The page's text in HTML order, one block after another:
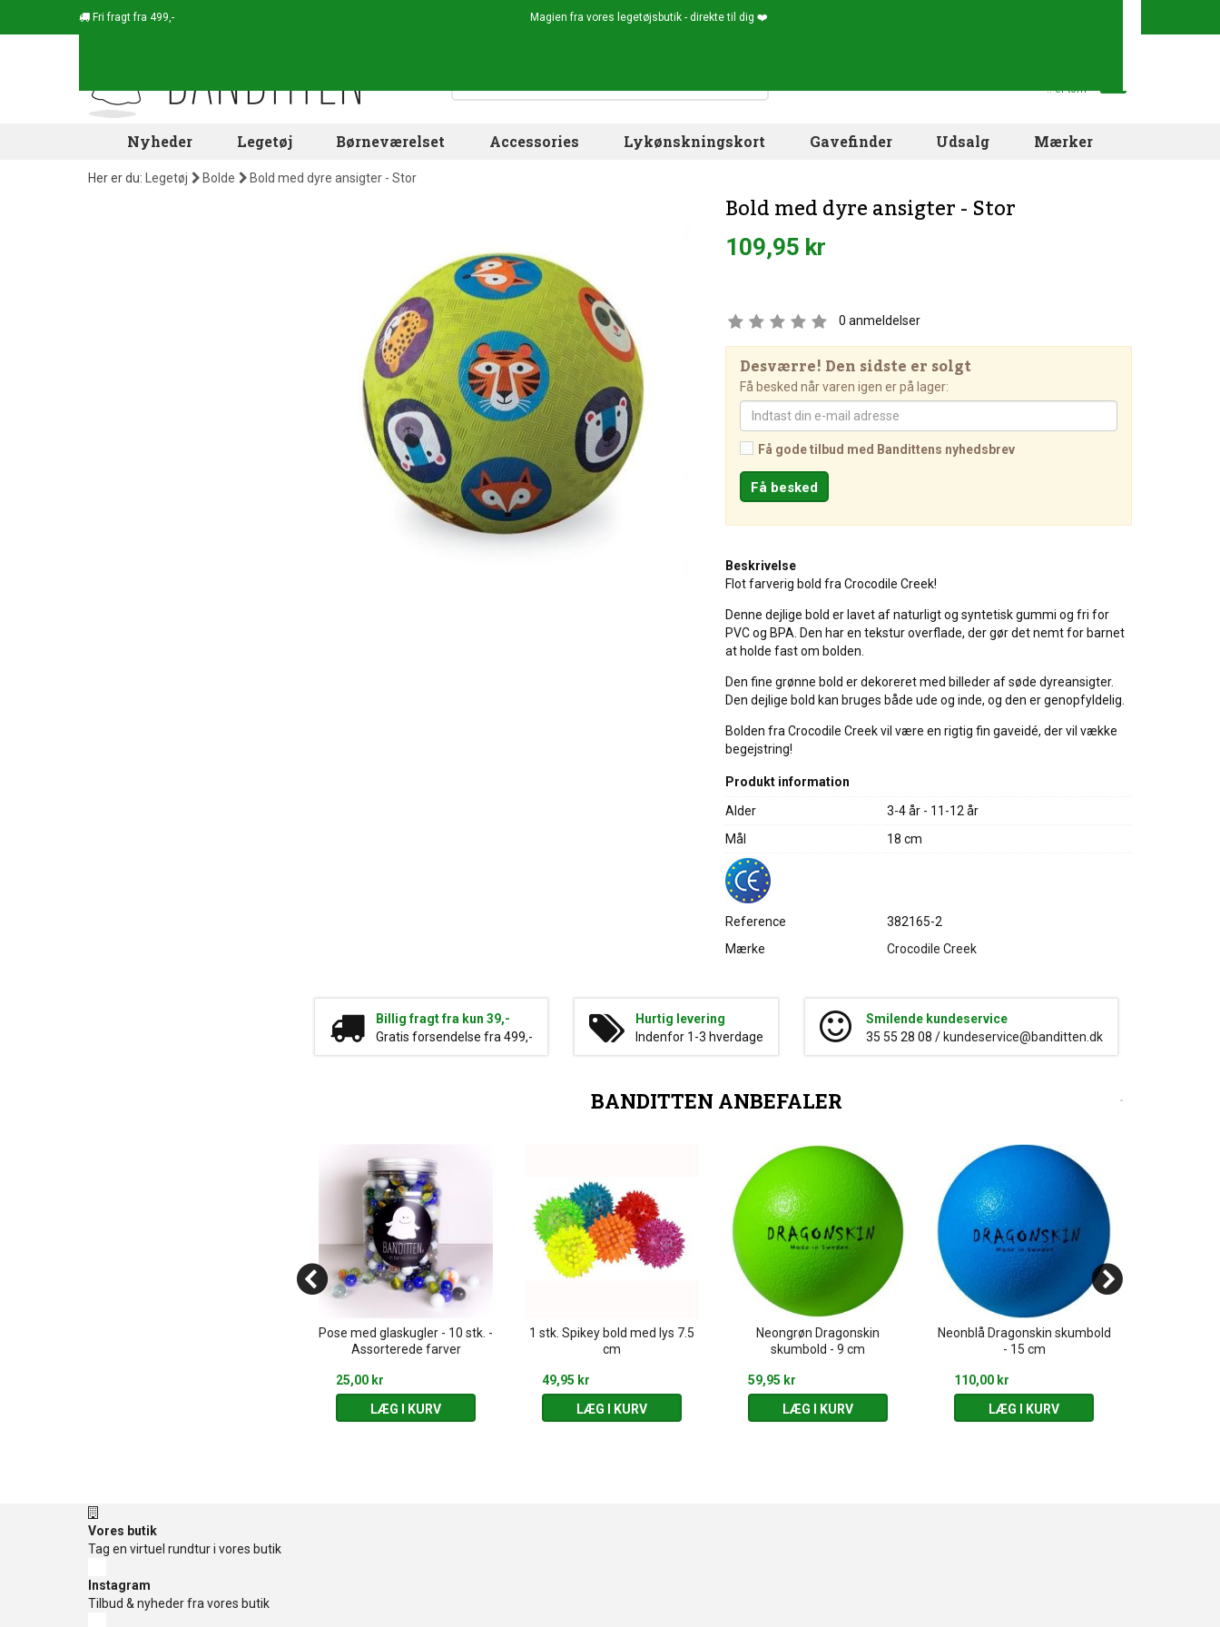
Fri fragt fra 499,- Magien fra vores legetøjsbutik - direkte til dig ❤️
.. er tom
Nyheder Legetøj Børneværelset Accessories Lykønskningskort Gavefinder Udsalg Mærker
Her er du: Legetøj Bolde Bold med dyre ansigter - Stor
Bold med dyre ansigter - Stor
109,95 kr
0 anmeldelser
Desværre! Den sidste er solgt
Få besked når varen igen er på lager:
Få gode tilbud med Bandittens nyhedsbrev
Beskrivelse
Flot farverig bold fra Crocodile Creek!
Denne dejlige bold er lavet af naturligt og syntetisk gummi og fri for
PVC og BPA. Den har en tekstur overflade, der gør det nemt for barnet
at holde fast om bolden.
Den fine grønne bold er dekoreret med billeder af søde dyreansigter.
Den dejlige bold kan bruges både ude og inde, og den er genopfyldelig.
Bolden fra Crocodile Creek vil være en rigtig fin gaveidé, der vil vække
begejstring!
Produkt information
Alder
3-4 år - 11-12 år
Mål
18 cm
Reference
382165-2
Mærke
Crocodile Creek
Billig fragt fra kun 39,-
Gratis forsendelse fra 499,-
Hurtig levering
Indenfor 1-3 hverdage
Smilende kundeservice
35 55 28 08 / kundeservice@banditten.dk
BANDITTEN ANBEFALER
Pose med glaskugler - 10 stk. -
Assorterede farver
25,00 kr
LÆG I KURV
1 stk. Spikey bold med lys 7.5
cm
49,95 kr
LÆG I KURV
Neongrøn Dragonskin
skumbold - 9 cm
59,95 kr
LÆG I KURV
Neonblå Dragonskin skumbold
- 15 cm
110,00 kr
LÆG I KURV
Vores butik
Tag en virtuel rundtur i vores butik
Instagram
Tilbud & nyheder fra vores butik